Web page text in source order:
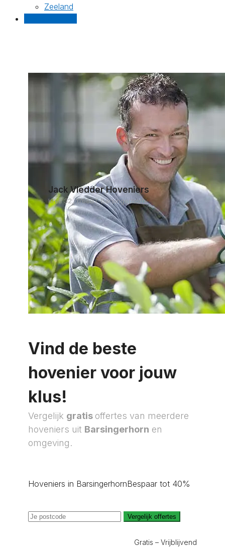
Zeeland
Jack Vledder Hoveniers
Kreil 32, 1768BT Barsingerhorn
Vind de beste
hovenier voor jouw
klus!
Vergelijk gratis offertes van meerdere
hoveniers uit Barsingerhorn en
omgeving.
Hoveniers in BarsingerhornBespaar tot 40%
Vergelijk offertes
Gratis – Vrijblijvend